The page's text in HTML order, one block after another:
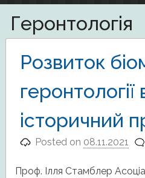
Геронтологія
Розвиток
геронтології
історичний
Posted on 08.11.2021
Проф. Ілля Стамблер